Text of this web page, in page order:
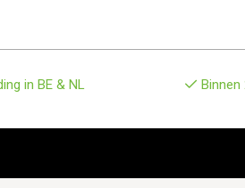
in BE & NL Binnen